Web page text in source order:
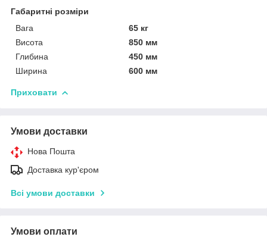
Габаритні розміри
Вага
65 кг
Висота
850 мм
Глибина
450 мм
Ширина
600 мм
Приховати
Умови доставки
Нова Пошта
Доставка кур'єром
Всі умови доставки
Умови оплати